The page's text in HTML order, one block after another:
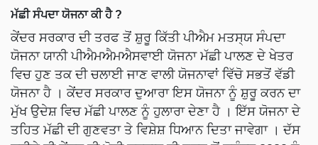
ਮੱਛੀ ਸੰਪਦਾ ਯੋਜਨਾ ਕੀ ਹੈ ?
ਕੇਂਦਰ ਸਰਕਾਰ ਦੀ ਤਰਫ ਤੋਂ ਸ਼ੁਰੂ ਕਿੱਤੀ ਪੀਐਮ ਮਤਸ੍ਯ ਸੰਪਦਾ
ਯੋਜਨਾ ਯਾਨੀ ਪੀਐਮਐਮਐਸਵਾਈ ਯੋਜਨਾ ਮੱਛੀ ਪਾਲਣ ਦੇ ਖੇਤਰ
ਵਿਚ ਹੁਣ ਤਕ ਦੀ ਚਲਾਈ ਜਾਣ ਵਾਲੀ ਯੋਜਨਾਵਾਂ ਵਿੱਚੋ ਸਭਤੋਂ ਵੱਡੀ
ਯੋਜਨਾ ਹੈ । ਕੇਂਦਰ ਸਰਕਾਰ ਦੁਆਰਾ ਇਸ ਯੋਜਨਾ ਨੂੰ ਸ਼ੁਰੂ ਕਰਨ ਦਾ
ਮੁੱਖ ਉਦੇਸ਼ ਵਿਚ ਮੱਛੀ ਪਾਲਣ ਨੂੰ ਹੁਲਾਰਾ ਦੇਣਾ ਹੈ । ਇੱਸ ਯੋਜਨਾ ਦੇ
ਤਹਿਤ ਮੱਛੀ ਦੀ ਗੁਣਵਤਾ ਤੇ ਵਿਸ਼ੇਸ਼ ਧਿਆਨ ਦਿਤਾ ਜਾਵੇਗਾ । ਦੱਸ